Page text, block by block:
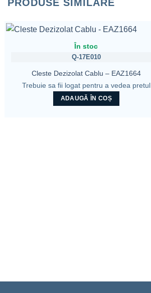
PRODUSE SIMILARE
În stoc
Q-17E010
Cleste Dezizolat Cablu – EAZ1664
Trebuie sa fii logat pentru a vedea pretul
ADAUGĂ ÎN COȘ